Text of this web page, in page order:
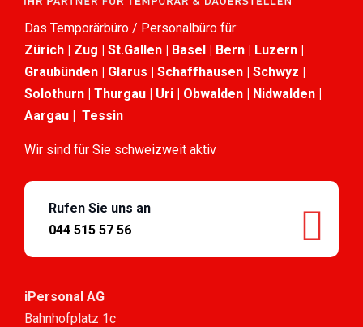
Das Temporärbüro / Personalbüro für:
Zürich | Zug | St.Gallen | Basel | Bern | Luzern |
Graubünden | Glarus | Schaffhausen | Schwyz |
Solothurn | Thurgau | Uri | Obwalden | Nidwalden |
Aargau | Tessin
Wir sind für Sie schweizweit aktiv
Rufen Sie uns an
044 515 57 56
iPersonal AG
Bahnhofplatz 1c